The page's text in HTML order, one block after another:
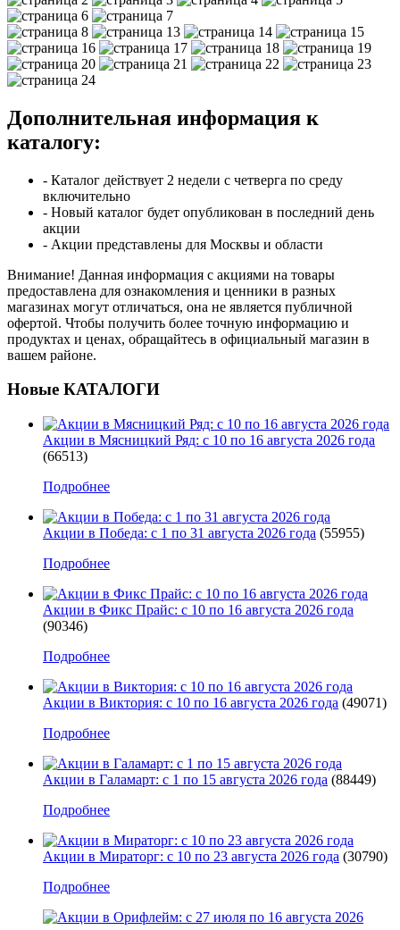
Дополнительная информация к
каталогу:
- Каталог действует 2 недели с четверга по среду
включительно
- Новый каталог будет опубликован в последний день
акции
- Акции представлены для Москвы и области
Внимание! Данная информация с акциями на товары
предоставлена для ознакомления и ценники в разных
магазинах могут отличаться, она не является публичной
офертой. Чтобы получить более точную информацию и
продуктах и ценах, обращайтесь в официальный магазин в
вашем районе.
Новые КАТАЛОГИ
Акции в Мясницкий Ряд: с 10 по 16 августа 2026 года
(66513)
Подробнее
Акции в Победа: с 1 по 31 августа 2026 года (55955)
Подробнее
Акции в Фикс Прайс: с 10 по 16 августа 2026 года
(90346)
Подробнее
Акции в Виктория: с 10 по 16 августа 2026 года (49071)
Подробнее
Акции в Галамарт: с 1 по 15 августа 2026 года (88449)
Подробнее
Акции в Мираторг: с 10 по 23 августа 2026 года (30790)
Подробнее